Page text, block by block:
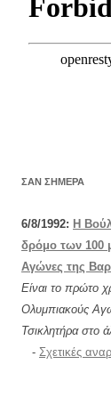
ΣΑΝ ΣΉΜΕΡΑ
6/8/1992: Η
δρόμο των 100
Αγώνες της
Είναι το πρώτο
Ολυμπιακούς
Τσικλητήρα στο
- Σχετικές